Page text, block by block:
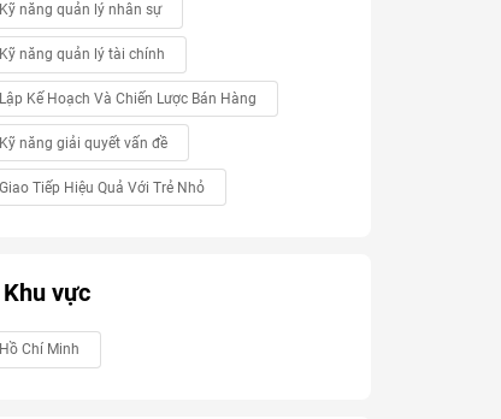
Kỹ năng quản lý nhân sự
Kỹ năng quản lý tài chính
Lập Kế Hoạch Và Chiến Lược Bán Hàng
Kỹ năng giải quyết vấn đề
Giao Tiếp Hiệu Quả Với Trẻ Nhỏ
Khu vực
Hồ Chí Minh